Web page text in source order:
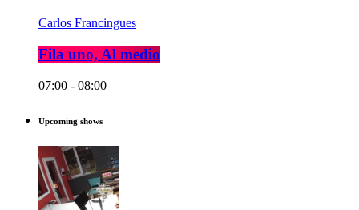
Carlos Francingues
Fila uno, Al medio
07:00 - 08:00
Upcoming shows